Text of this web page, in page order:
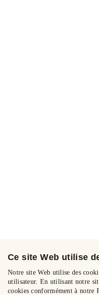
Ce site Web utilise
Notre site Web utilise des
utilisateur. En utilisant notre
cookies conformément à